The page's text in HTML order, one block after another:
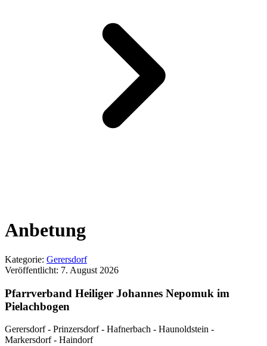
Anbetung
Kategorie: Gerersdorf
Veröffentlicht: 7. August 2026
Pfarrverband Heiliger Johannes Nepomuk im
Pielachbogen
Gerersdorf - Prinzersdorf - Hafnerbach - Haunoldstein -
Markersdorf - Haindorf